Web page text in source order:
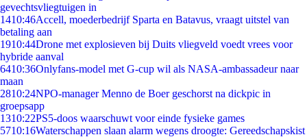
gevechtsvliegtuigen in
1410:46Accell, moederbedrijf Sparta en Batavus, vraagt uitstel van
betaling aan
1910:44Drone met explosieven bij Duits vliegveld voedt vrees voor
hybride aanval
6410:36Onlyfans-model met G-cup wil als NASA-ambassadeur naar
maan
2810:24NPO-manager Menno de Boer geschorst na dickpic in
groepsapp
1310:22PS5-doos waarschuwt voor einde fysieke games
5710:16Waterschappen slaan alarm wegens droogte: Gereedschapskist